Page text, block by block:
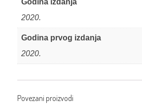
Godina izdanja
2020.
Godina prvog izdanja
2020.
Povezani proizvodi